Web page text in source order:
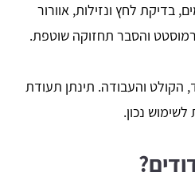
בדיקת לחץ ונזילות, אוורור
והסבר תחזוקה שוטפת.
הקולט והעבודה. תינתן תעודת
נכון.